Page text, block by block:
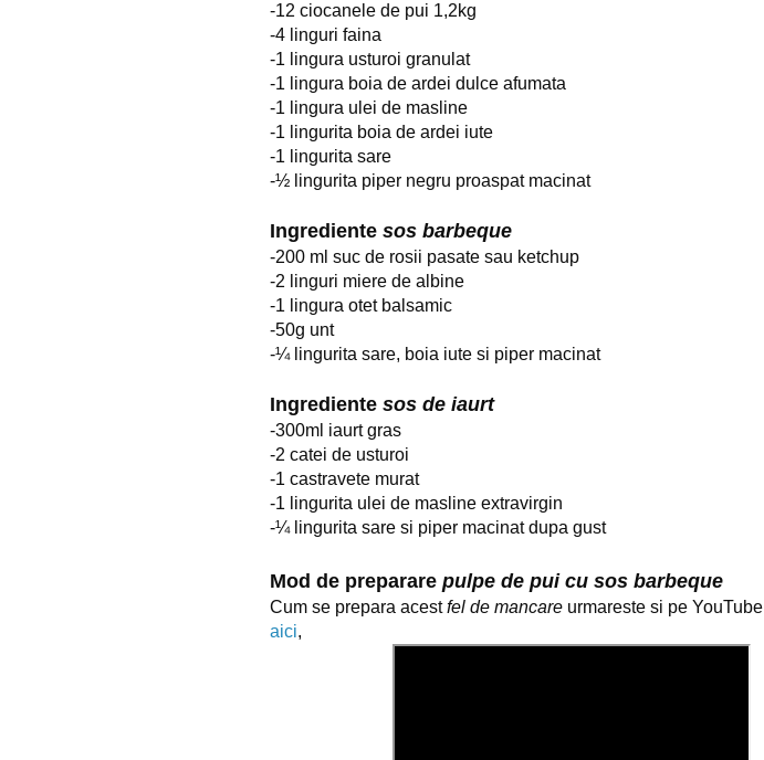
-12 ciocanele de pui 1,2kg
-4 linguri faina
-1 lingura usturoi granulat
-1 lingura boia de ardei dulce afumata
-1 lingura ulei de masline
-1 lingurita boia de ardei iute
-1 lingurita sare
-½ lingurita piper negru proaspat macinat
Ingrediente sos barbeque
-200 ml suc de rosii pasate sau ketchup
-2 linguri miere de albine
-1 lingura otet balsamic
-50g unt
-¼ lingurita sare, boia iute si piper macinat
Ingrediente sos de iaurt
-300ml iaurt gras
-2 catei de usturoi
-1 castravete murat
-1 lingurita ulei de masline extravirgin
-¼ lingurita sare si piper macinat dupa gust
Mod de preparare pulpe de pui cu sos barbeque
Cum se prepara acest fel de mancare urmareste si pe YouTube
aici,